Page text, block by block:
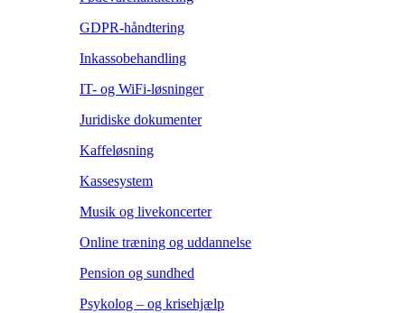
GDPR-håndtering
Inkassobehandling
IT- og WiFi-løsninger
Juridiske dokumenter
Kaffeløsning
Kassesystem
Musik og livekoncerter
Online træning og uddannelse
Pension og sundhed
Psykolog – og krisehjælp